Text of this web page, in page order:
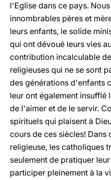
l'Eglise dans ce pays.
innombrables pères et
leurs enfants, le solide
qui ont dévoué leurs vies
contribution incalculable
religieuses qui ne se sont
des générations d'enfants
leur ont également insufflé
de l'aimer et de le servir.
spirituels qui plaisent à
cours de ces siècles! Dans
religieuse, les catholiques
seulement de pratiquer
participer pleinement à la